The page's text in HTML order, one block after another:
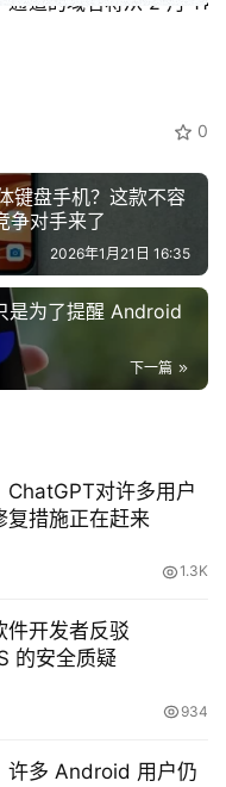
0
键盘手机？这款不容
对手来了
2026年1月21日 16:35
是为了提醒 Android
下一篇
ChatGPT对许多用户
复措施正在赶来
1.3K
开发者反驳
的安全质疑
934
许多 Android 用户仍